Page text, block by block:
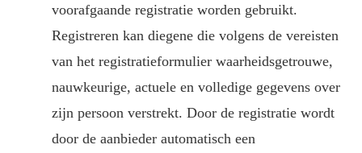
voorafgaande registratie worden gebruikt.
Registreren kan diegene die volgens de vereisten
van het registratieformulier waarheidsgetrouwe,
nauwkeurige, actuele en volledige gegevens over
zijn persoon verstrekt. Door de registratie wordt
door de aanbieder automatisch een